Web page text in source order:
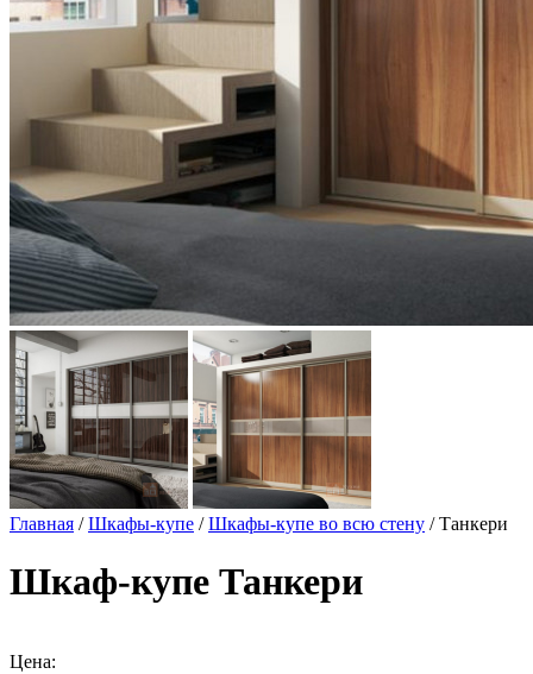
Главная /Шкафы-купе /Шкафы-купе во всю стену / Танкери
Шкаф-купе Танкери
Цена: